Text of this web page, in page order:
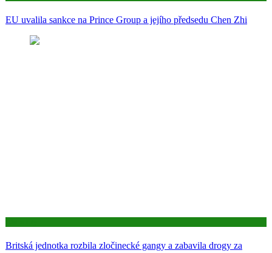
EU uvalila sankce na Prince Group a jejího předsedu Chen Zhi
Britská jednotka rozbila zločinecké gangy a zabavila drogy za